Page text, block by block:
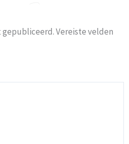
gepubliceerd.Vereiste velden